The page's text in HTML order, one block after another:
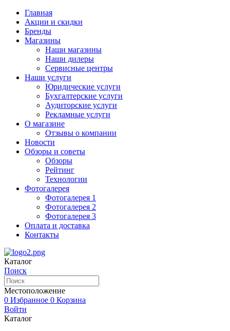
Главная
Акции и скидки
Бренды
Магазины
Наши магазины
Наши дилеры
Сервисные центры
Наши услуги
Юридические услуги
Бухгалтерские услуги
Аудиторские услуги
Рекламные услуги
О магазине
Отзывы о компании
Новости
Обзоры и советы
Обзоры
Рейтинг
Технологии
Фотогалерея
Фотогалерея 1
Фотогалерея 2
Фотогалерея 3
Оплата и доставка
Контакты
Каталог
Поиск
Местоположение
0 Избранное 0 Корзина
Войти
Каталог